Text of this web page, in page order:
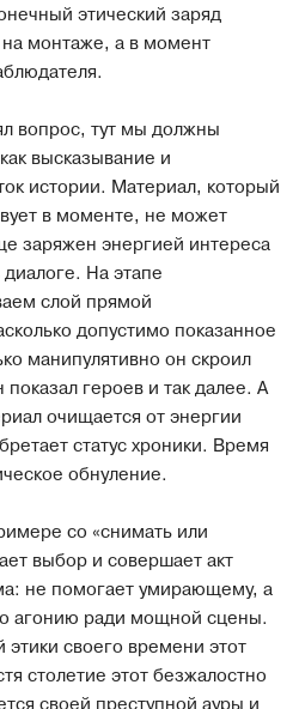
этический заряд
монтаже, а в момент
вопрос, тут мы должны
высказывание и
истории. Материал, который
в моменте, не может
заряжен энергией интереса
На этапе
слой прямой
допустимо показанное
манипулятивно он скроил
героев и так далее. А
очищается от энергии
статус хроники. Время
обнуление.
со «снимать или
выбор и совершает акт
не помогает умирающему, а
агонию ради мощной сцены.
этики своего времени этот
столетие этот безжалостно